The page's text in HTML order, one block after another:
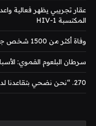
عقار تجريبي يظهر فعالية
المكتسبة HIV-1
وفاة أكثر من 1500 شخص جراء تفشي فيروس إيبولا في الكونغو
سرطان البلعوم الفموي:
270. “نحن نضحي بتقاعدنا لدفع تكاليف كلية أطفالنا”